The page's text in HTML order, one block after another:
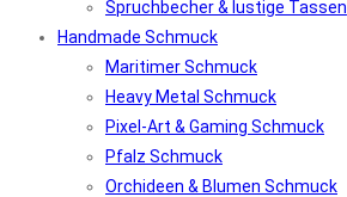
Spruchbecher & lustige Tassen
Handmade Schmuck
Maritimer Schmuck
Heavy Metal Schmuck
Pixel-Art & Gaming Schmuck
Pfalz Schmuck
Orchideen & Blumen Schmuck